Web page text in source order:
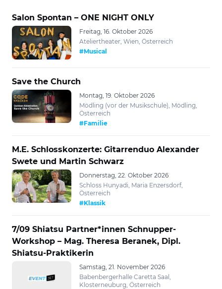
Salon Spontan – ONE NIGHT ONLY
Freitag, 16. Oktober 2026
Ateliertheater, Wien, Österreich
#Musical
Save the Church
Montag, 19. Oktober 2026
Mödling (vor der Musikschule), Mödling,
Österreich
#Familie
M.E. Schlosskonzerte: Gitarrenduo Alexander
Swete und Martin Schwarz
Donnerstag, 22. Oktober 2026
Schloss Hunyadi, Maria Enzersdorf,
Österreich
#Klassik
7/09 Shiatsu Partner*innen Schnupper-
Workshop – Mag. Theresa Beranek, Dipl.
Shiatsu-Praktikerin
Samstag, 21. November 2026
Babenbergerhalle Caretta Saal,
Klosterneuburg, Österreich